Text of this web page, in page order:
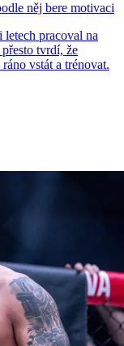
něj bere motivaci
pracoval na
tvrdí, že
vstát a trénovat.